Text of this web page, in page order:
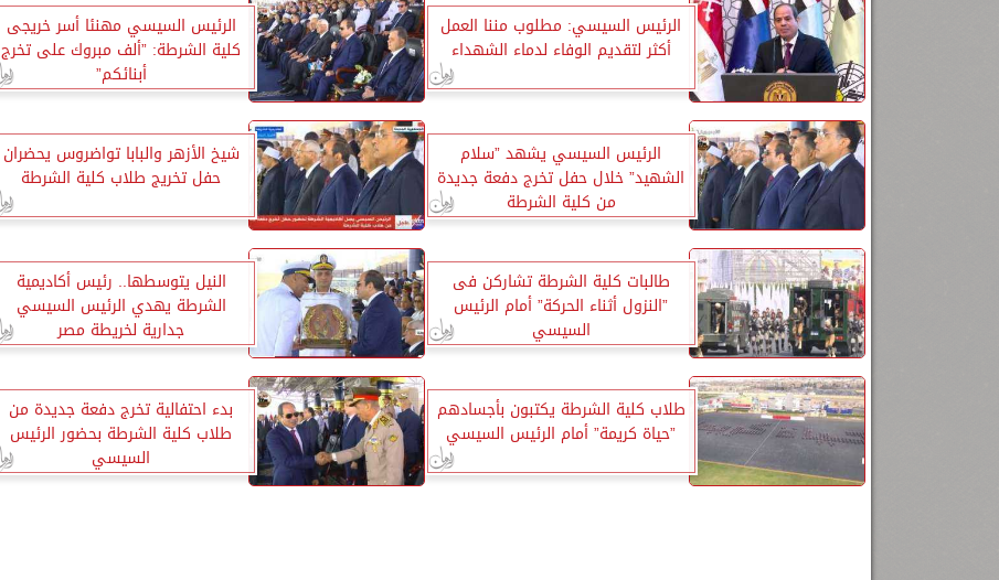
الرئيس السيسي: مطلوب مننا العمل
أكثر لتقديم الوفاء لدماء الشهداء
الرئيس السيسي مهنئا أسر خريجى
كلية الشرطة: ”ألف مبروك على تخرج
أبنائكم”
الرئيس السيسي يشهد ”سلام
الشهيد” خلال حفل تخرج دفعة جديدة
من كلية الشرطة
شيخ الأزهر والبابا تواضروس يحضران
حفل تخريج طلاب كلية الشرطة
طالبات كلية الشرطة تشاركن فى
”النزول أثناء الحركة” أمام الرئيس
السيسي
النيل يتوسطها.. رئيس أكاديمية
الشرطة يهدي الرئيس السيسي
جدارية لخريطة مصر
طلاب كلية الشرطة يكتبون بأجسادهم
”حياة كريمة” أمام الرئيس السيسي
بدء احتفالية تخرج دفعة جديدة من
طلاب كلية الشرطة بحضور الرئيس
السيسي